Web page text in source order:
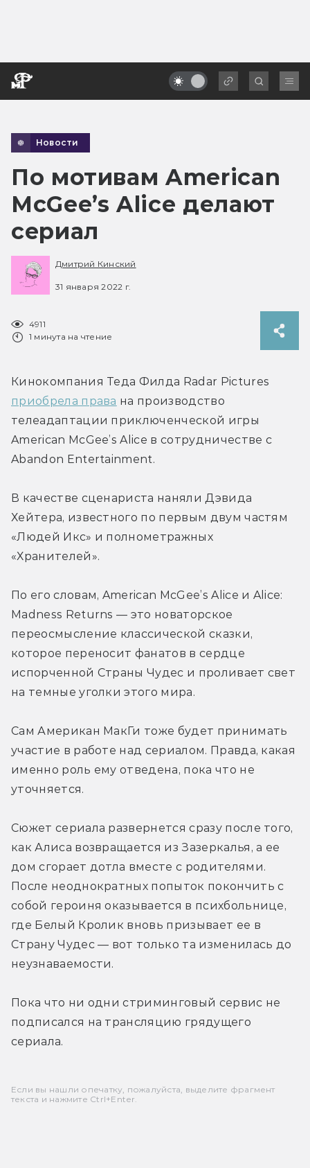
Новости
По мотивам American
McGee’s Alice делают
сериал
Дмитрий Кинский
31 января 2022 г.
4911
1 минута на чтение
приобрела права на производство
телеадаптации приключенческой игры
American McGee’s Alice в сотрудничестве с
Abandon Entertainment.
В качестве сценариста наняли Дэвида
Хейтера, известного по первым двум частям
«Людей Икс» и полнометражных
«Хранителей».
По его словам, American McGee’s Alice и Alice:
Madness Returns — это новаторское
переосмысление классической сказки,
которое переносит фанатов в сердце
испорченной Страны Чудес и проливает свет
на темные уголки этого мира.
Сам Американ МакГи тоже будет принимать
участие в работе над сериалом. Правда, какая
именно роль ему отведена, пока что не
уточняется.
Сюжет сериала развернется сразу после того,
как Алиса возвращается из Зазеркалья, а ее
дом сгорает дотла вместе с родителями.
После неоднократных попыток покончить с
собой героиня оказывается в психбольнице,
где Белый Кролик вновь призывает ее в
Страну Чудес — вот только та изменилась до
неузнаваемости.
Пока что ни одни стриминговый сервис не
подписался на трансляцию грядущего
сериала.
Если вы нашли опечатку, пожалуйста, выделите фрагмент
текста и нажмите Ctrl+Enter.